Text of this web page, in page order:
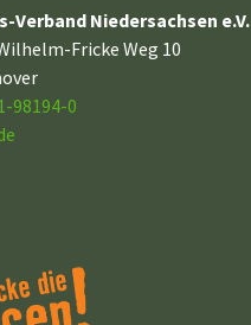
Verband Niedersachsen e.V.
Fricke Weg 10
98194-0